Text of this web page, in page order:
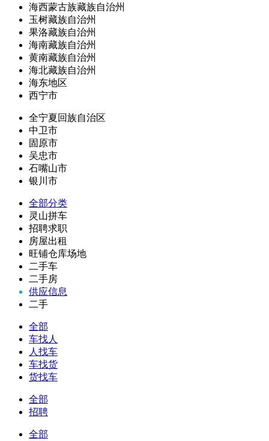
海西蒙古族藏族自治州
玉树藏族自治州
果洛藏族自治州
海南藏族自治州
黄南藏族自治州
海北藏族自治州
海东地区
西宁市
全宁夏回族自治区
中卫市
固原市
吴忠市
石嘴山市
银川市
全部分类
灵山拼车
招聘求职
房屋出租
旺铺仓库场地
二手车
二手房
供应信息
二手
全部
车找人
人找车
车找货
货找车
全部
招聘
全部